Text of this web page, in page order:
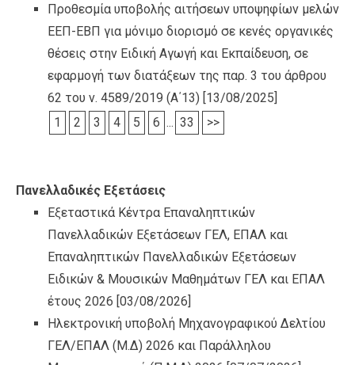
Προθεσμία υποβολής αιτήσεων υποψηφίων μελών
ΕΕΠ-ΕΒΠ για μόνιμο διορισμό σε κενές οργανικές
θέσεις στην Ειδική Αγωγή και Εκπαίδευση, σε
εφαρμογή των διατάξεων της παρ. 3 του άρθρου
62 του ν. 4589/2019 (Α΄13) [13/08/2025]
1
2 3 4 5 6 ... 33 >>
Πανελλαδικές Εξετάσεις
Εξεταστικά Κέντρα Επαναληπτικών
Πανελλαδικών Εξετάσεων ΓΕΛ, ΕΠΑΛ και
Επαναληπτικών Πανελλαδικών Εξετάσεων
Ειδικών & Μουσικών Μαθημάτων ΓΕΛ και ΕΠΑΛ
έτους 2026 [03/08/2026]
Ηλεκτρονική υποβολή Μηχανογραφικού Δελτίου
ΓΕΛ/ΕΠΑΛ (Μ.Δ) 2026 και Παράλληλου